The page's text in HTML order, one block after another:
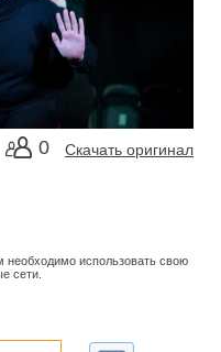
Скачать оригинал
0
необходимо использовать свою
сети.